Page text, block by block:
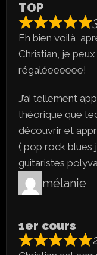
TOP
Eh bien voilà,
Christian, je
régaléeeeeee!
J’ai tellement
théorique que
découvrir et
( pop rock blues
guitaristes
mélanie
1er cours